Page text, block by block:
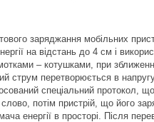
заряджання мобільних
на відстань до 4 см і
– котушками, при
струм перетворюється в
спеціальний протокол,
потім пристрій, що його
енергії в просторі. Після